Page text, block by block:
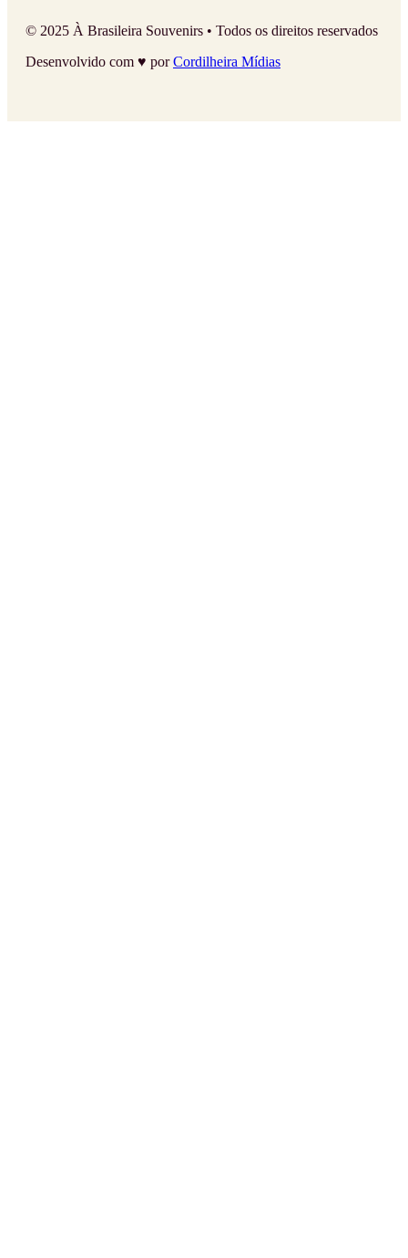
© 2025 À Brasileira Souvenirs • Todos os direitos reservados
Desenvolvido com ♥ porCordilheira Mídias